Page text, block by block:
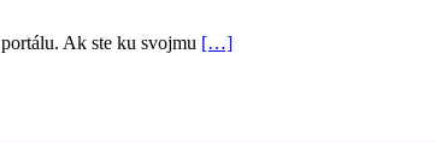
Ak ste ku svojmu […]